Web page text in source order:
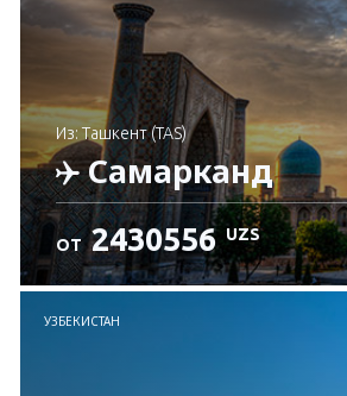
из: Ташкент (TAS)
Самарканд
Проверьте подробности
ОТ 2430556 UZS
УЗБЕКИСТАН